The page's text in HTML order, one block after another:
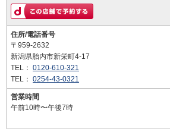
住所/電話番号
〒959-2632
新潟県胎内市新栄町4-17
TEL： 0120-610-321
TEL： 0254-43-0321
営業時間
午前10時〜午後7時